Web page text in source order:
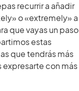
recurrir a añadir
o «extremely» a
que vayas un paso
estas
que tendrás más
expresarte con más